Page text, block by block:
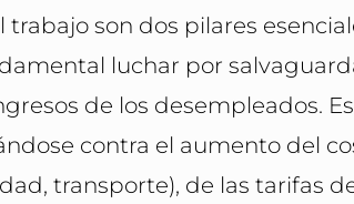
son dos pilares
luchar por
de los desempleados.
contra el aumento del
transporte), de las tarifas